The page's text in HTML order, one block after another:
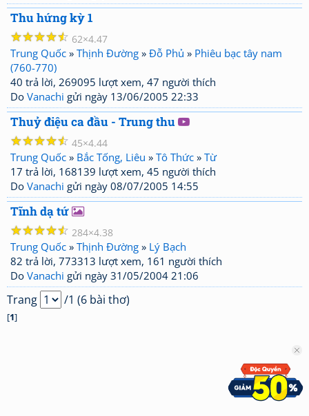
Thu hứng kỳ 1
☆
☆
☆
☆
☆ 62 4.47
Trung Quốc » Thịnh Đường » Đỗ Phủ » Phiêu bạc tây nam
(760-770)
40 trả lời, 269095 lượt xem, 47 người thích
Do Vanachi gửi ngày 13/06/2005 22:33
Thuỷ điệu ca đầu - Trung thu
☆
☆
☆
☆
☆ 45 4.44
Trung Quốc » Bắc Tống, Liêu » Tô Thức » Từ
17 trả lời, 168139 lượt xem, 45 người thích
Do Vanachi gửi ngày 08/07/2005 14:55
Tĩnh dạ tứ
☆
☆
☆
☆
☆ 284 4.38
Trung Quốc » Thịnh Đường » Lý Bạch
82 trả lời, 773313 lượt xem, 161 người thích
Do Vanachi gửi ngày 31/05/2004 21:06
Trang /1 (6 bài thơ)
[1]